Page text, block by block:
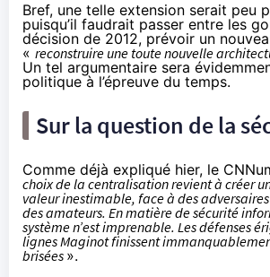
Bref, une telle extension serait peu
puisqu’il faudrait passer entre les
décision de 2012, prévoir un
« reconstruire une toute nouvelle
Un tel argumentaire sera
politique à l’épreuve du temps.
Sur la question de la
Comme déjà expliqué hier, le
choix de la centralisation revient à créer
valeur inestimable, face à des
des amateurs. En matière de sécurité
système n’est imprenable. Les défenses
lignes Maginot finissent
brisées ».